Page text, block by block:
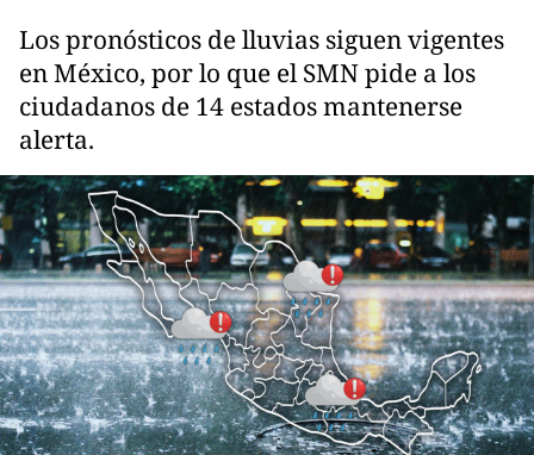
Los pronósticos de lluvias siguen vigentes
en México, por lo que el SMN pide a los
ciudadanos de 14 estados mantenerse
alerta.